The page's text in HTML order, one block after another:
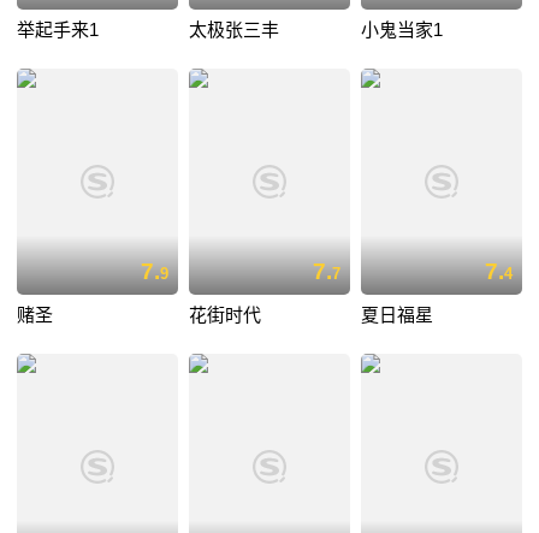
举起手来1 太极张三丰 小鬼当家1
7.9
赌圣
7.7
花街时代
7.4
夏日福星